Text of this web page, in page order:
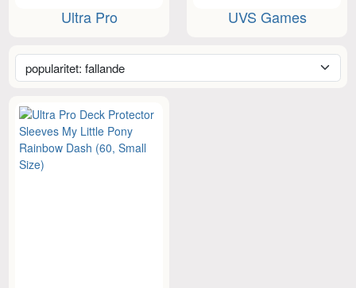
Ultra Pro UVS Games